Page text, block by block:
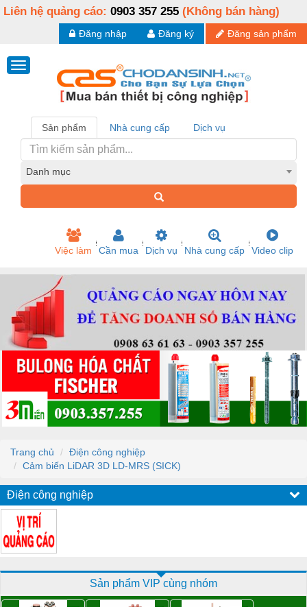
Liên hệ quảng cáo: 0903 357 255 (Không bán hàng)
Đăng sản phẩm
Đăng ký
Đăng nhập
Sản phẩm Nhà cung cấp Dịch vụ
Danh mục
Việc làm Cần mua Dịch vụ Nhà cung cấp Video clip
Trang chủ
Điện công nghiệp
Cảm biến LiDAR 3D LD-MRS (SICK)
Điện công nghiệp
Sản phẩm VIP cùng nhóm